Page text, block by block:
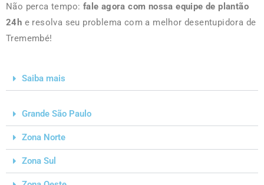
Não perca tempo: fale agora com nossa equipe de plantão
24h e resolva seu problema com a melhor desentupidora de
Tremembé!
Saiba mais
Grande São Paulo
Zona Norte
Zona Sul